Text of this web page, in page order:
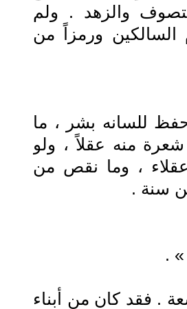
والزهد . ولم
السالكين ورمزاً من
للسانه بشر ، ما
منه عقلاً ، ولو
، وما نقص من
سنة .
.
. فقد كان من أبناء